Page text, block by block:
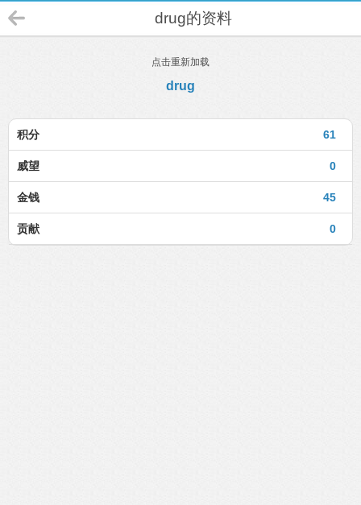
drug的资料
点击重新加载
drug
61
积分
0
威望
45
金钱
0
贡献